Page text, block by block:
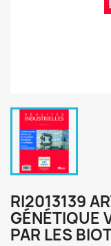
RI2013139
GÉNÉTIQUE
PAR LES